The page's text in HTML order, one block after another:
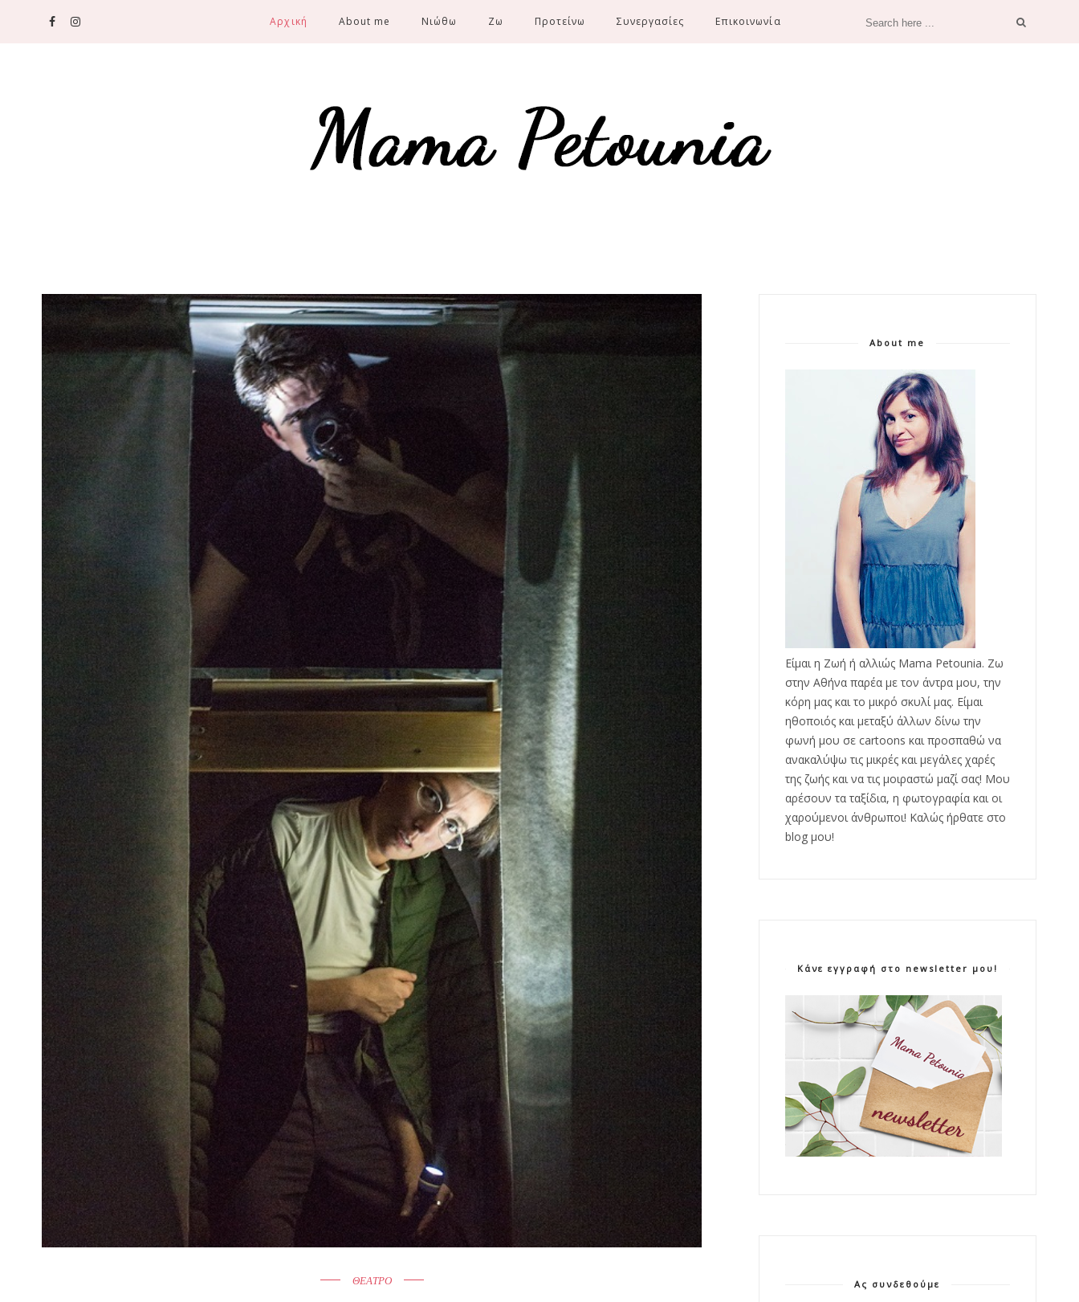
Αρχική About me Νιώθω Ζω Προτείνω Συνεργασίες Επικοινωνία
ΘΕΑΤΡΟ
About me
Είμαι η Ζωή ή αλλιώς Mama Petounia. Ζω
στην Αθήνα παρέα με τον άντρα μου, την
κόρη μας και το μικρό σκυλί μας. Είμαι
ηθοποιός και μεταξύ άλλων δίνω την
φωνή μου σε cartoons και προσπαθώ να
ανακαλύψω τις μικρές και μεγάλες χαρές
της ζωής και να τις μοιραστώ μαζί σας! Μου
αρέσουν τα ταξίδια, η φωτογραφία και οι
χαρούμενοι άνθρωποι! Καλώς ήρθατε στο
blog μου!
Κάνε εγγραφή στο newsletter μου!
Ας συνδεθούμε